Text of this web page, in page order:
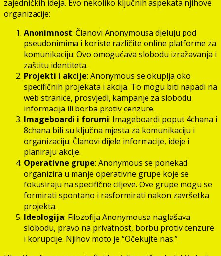
zajedničkih ideja. Evo nekoliko ključnih aspekata njihove
organizacije:
Anonimnost: Članovi Anonymousa djeluju pod
pseudonimima i koriste različite online platforme za
komunikaciju. Ovo omogućava slobodu izražavanja i
zaštitu identiteta.
Projekti i akcije: Anonymous se okuplja oko
specifičnih projekata i akcija. To mogu biti napadi na
web stranice, prosvjedi, kampanje za slobodu
informacija ili borba protiv cenzure.
Imageboardi i forumi: Imageboardi poput 4chana i
8chana bili su ključna mjesta za komunikaciju i
organizaciju. Članovi dijele informacije, ideje i
planiraju akcije.
Operativne grupe: Anonymous se ponekad
organizira u manje operativne grupe koje se
fokusiraju na specifične ciljeve. Ove grupe mogu se
formirati spontano i rasformirati nakon završetka
projekta.
Ideologija: Filozofija Anonymousa naglašava
slobodu, pravo na privatnost, borbu protiv cenzure
i korupcije. Njihov moto je “Očekujte nas.”